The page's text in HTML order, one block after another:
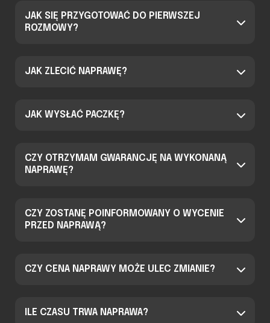
JAK SIĘ PRZYGOTOWAĆ DO PIERWSZEJ
ROZMOWY?
JAK ZLECIĆ NAPRAWĘ?
JAK WYSŁAĆ PACZKĘ?
CZY OTRZYMAM GWARANCJĘ NA WYKONANĄ
NAPRAWĘ?
CZY ZOSTANĘ POINFORMOWANY O WYCENIE
PRZED NAPRAWĄ?
CZY CENA NAPRAWY MOŻE ULEC ZMIANIE?
ILE CZASU TRWA NAPRAWA?